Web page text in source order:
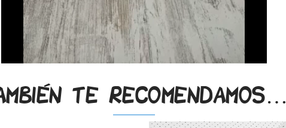
te recomendamos…